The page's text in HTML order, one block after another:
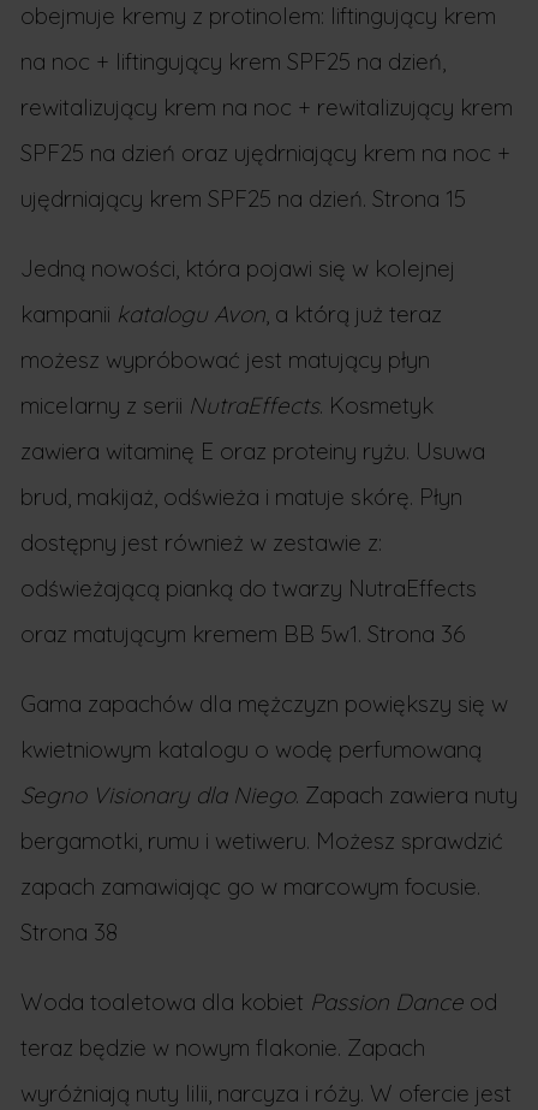
obejmuje kremy z protinolem: liftingujący krem
na noc + liftingujący krem SPF25 na dzień,
rewitalizujący krem na noc + rewitalizujący krem
SPF25 na dzień oraz ujędrniający krem na noc +
ujędrniający krem SPF25 na dzień. Strona 15
Jedną nowości, która pojawi się w kolejnej
kampanii katalogu Avon, a którą już teraz
możesz wypróbować jest matujący płyn
micelarny z serii NutraEffects. Kosmetyk
zawiera witaminę E oraz proteiny ryżu. Usuwa
brud, makijaż, odświeża i matuje skórę. Płyn
dostępny jest również w zestawie z:
odświeżającą pianką do twarzy NutraEffects
oraz matującym kremem BB 5w1. Strona 36
Gama zapachów dla mężczyzn powiększy się w
kwietniowym katalogu o wodę perfumowaną
Segno Visionary dla Niego. Zapach zawiera nuty
bergamotki, rumu i wetiweru. Możesz sprawdzić
zapach zamawiając go w marcowym focusie.
Strona 38
Woda toaletowa dla kobiet Passion Danceod
teraz będzie w nowym flakonie. Zapach
wyróżniają nuty lilii, narcyza i róży. W ofercie jest